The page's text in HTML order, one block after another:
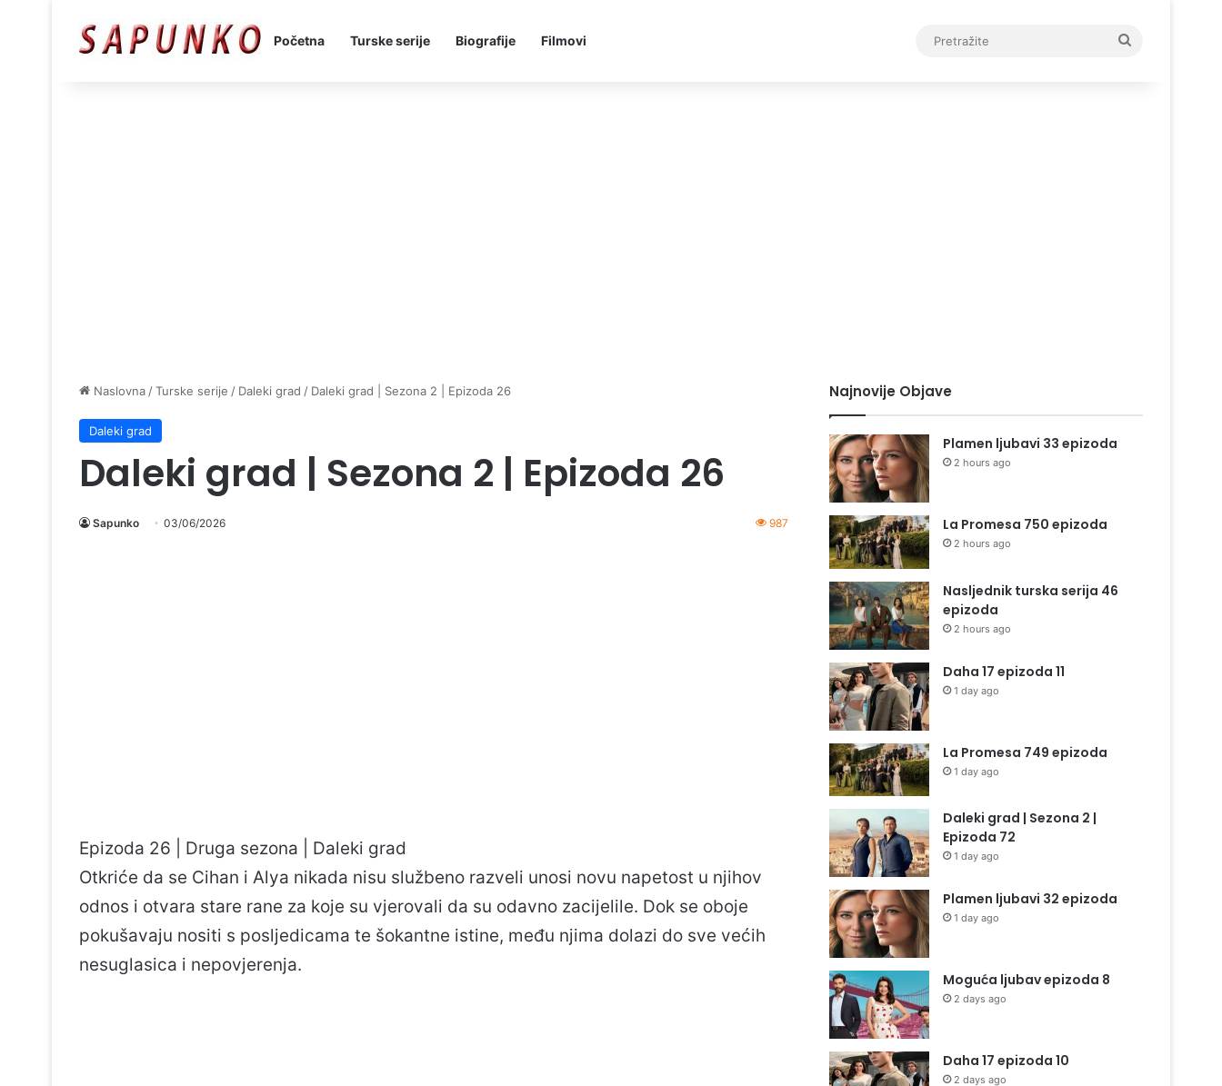
Početna Turske serije Biografije Filmovi
Naslovna /Turske serije / Daleki grad / Daleki grad | Sezona 2 | Epizoda 26
Daleki grad
Daleki grad | Sezona 2 | Epizoda 26
Sapunko 03/06/2026 987
Epizoda 26 | Druga sezona | Daleki grad
Otkriće da se Cihan i Alya nikada nisu službeno razveli unosi novu napetost u njihov
odnos i otvara stare rane za koje su vjerovali da su odavno zacijelile. Dok se oboje
pokušavaju nositi s posljedicama te šokantne istine, među njima dolazi do sve većih
nesuglasica i nepovjerenja.
Najnovije Objave
Plamen ljubavi 33 epizoda
2 hours ago
La Promesa 750 epizoda
2 hours ago
Nasljednik turska serija 46
epizoda
2 hours ago
Daha 17 epizoda 11
1 day ago
La Promesa 749 epizoda
1 day ago
Daleki grad | Sezona 2 |
Epizoda 72
1 day ago
Plamen ljubavi 32 epizoda
1 day ago
Moguća ljubav epizoda 8
2 days ago
Daha 17 epizoda 10
2 days ago